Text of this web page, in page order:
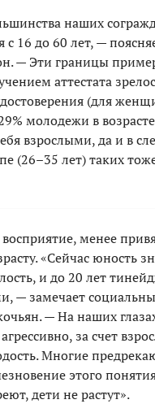
наших
с 16 до 60 лет, —
— Эти границы
аттестата
(для
молодежи в
взрослыми, да и в
(26–35 лет) таких
менее
«Сейчас юность
и до 20 лет
— замечает
— На наших
за счет
Многие
этого
дети не растут».